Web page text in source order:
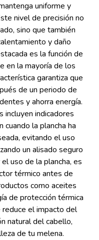
uniforme y
nivel de precisión no
sino que también
y daño
es la función de
en la mayoría de los
garantiza que
de un periodo de
y ahorra energía.
incluyen indicadores
la plancha ha
evitando el uso
un alisado seguro
uso de la plancha, es
térmico antes de
como aceites
de protección térmica
reduce el impacto del
natural del cabello,
de tu melena.